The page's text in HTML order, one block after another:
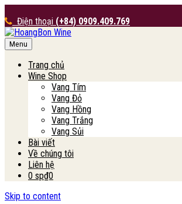
Điện thoại (+84) 0909.409.769
HoangBon Wine
Menu
Trang chủ
Wine Shop
Vang Tím
Vang Đỏ
Vang Hồng
Vang Trắng
Vang Sủi
Bài viết
Về chúng tôi
Liên hệ
0 sp₫0
Skip to content